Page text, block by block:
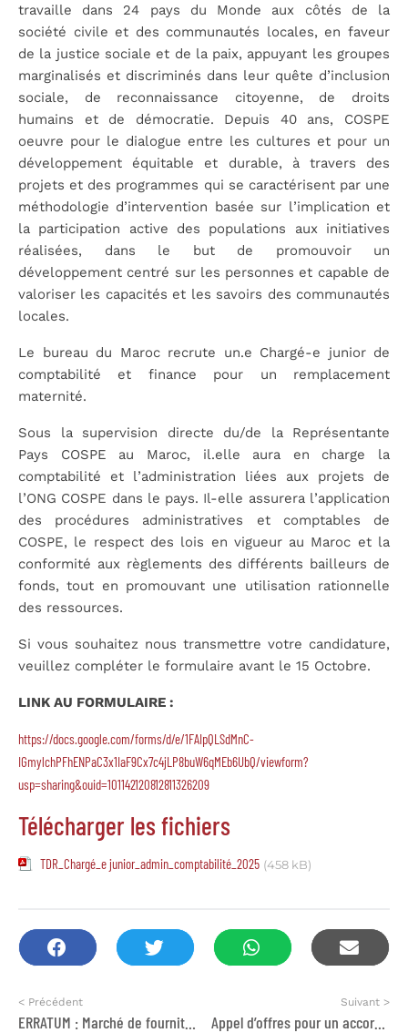
travaille dans 24 pays du Monde aux côtés de la
société civile et des communautés locales, en faveur
de la justice sociale et de la paix, appuyant les groupes
marginalisés et discriminés dans leur quête d’inclusion
sociale, de reconnaissance citoyenne, de droits
humains et de démocratie. Depuis 40 ans, COSPE
oeuvre pour le dialogue entre les cultures et pour un
développement équitable et durable, à travers des
projets et des programmes qui se caractérisent par une
méthodologie d’intervention basée sur l’implication et
la participation active des populations aux initiatives
réalisées, dans le but de promouvoir un
développement centré sur les personnes et capable de
valoriser les capacités et les savoirs des communautés
locales.
Le bureau du Maroc recrute un.e Chargé-e junior de
comptabilité et finance pour un remplacement
maternité.
Sous la supervision directe du/de la Représentante
Pays COSPE au Maroc, il.elle aura en charge la
comptabilité et l’administration liées aux projets de
l’ONG COSPE dans le pays. Il-elle assurera l’application
des procédures administratives et comptables de
COSPE, le respect des lois en vigueur au Maroc et la
conformité aux règlements des différents bailleurs de
fonds, tout en promouvant une utilisation rationnelle
des ressources.
Si vous souhaitez nous transmettre votre candidature,
veuillez compléter le formulaire avant le 15 Octobre.
LINK AU FORMULAIRE :
https://docs.google.com/forms/d/e/1FAIpQLSdMnC-
IGmylchPFhENPaC3x1IaF9Cx7c4jLP8buW6qMEb6UbQ/viewform?
usp=sharing&ouid=101142120812811326209
Télécharger les fichiers
TDR_Chargé_e junior_admin_comptabilité_2025 (458 kB)
< Précédent Suivant >
Appel d’offres pour un accord-cadre relatif à la fourniture de BON NFI et Food Items